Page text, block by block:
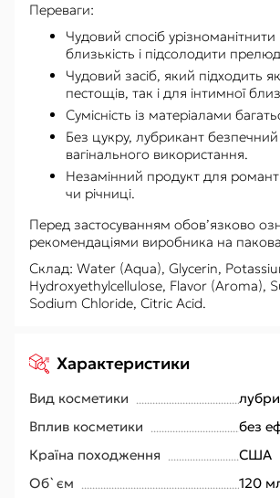
Переваги:
Чудовий спосіб урізноманітнити
близькість і підсолодити
Чудовий засіб, який підходить
пестощів, так і для інтимної
Сумісність із матеріалами
Без цукру, лубрикант
вагінального використання.
Незамінний продукт для
чи річниці.
Перед застосуванням обов’язково
рекомендаціями виробника на
Склад: Water (Aqua), Glycerin,
Hydroxyethylcellulose, Flavor (Aroma),
Sodium Chloride, Citric Acid.
Характеристики
Вид косметики
Вплив косметики
без
Країна походження
США
Об`єм
120